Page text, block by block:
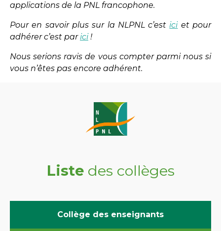
applications de la PNL francophone.
Pour en savoir plus sur la NLPNL c’esticiet pour
adhérer c’est parici!
Nous serions ravis de vous compter parmi nous si
vous n’êtes pas encore adhérent.
Liste des collèges
Collège des enseignants